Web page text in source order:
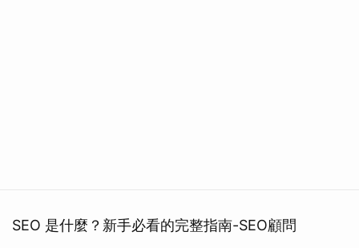
SEO 是什麼？新手必看的完整指南-SEO顧問